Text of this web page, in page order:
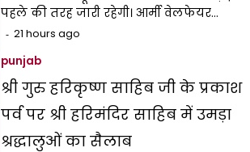
पहले की तरह जारी रहेगी। आर्मी वेलफेयर…
21 hours ago
punjab
श्री गुरु हरिकृष्ण साहिब जी के प्रकाश
पर्व पर श्री हरिमंदिर साहिब में उमड़ा
श्रद्धालुओं का सैलाब